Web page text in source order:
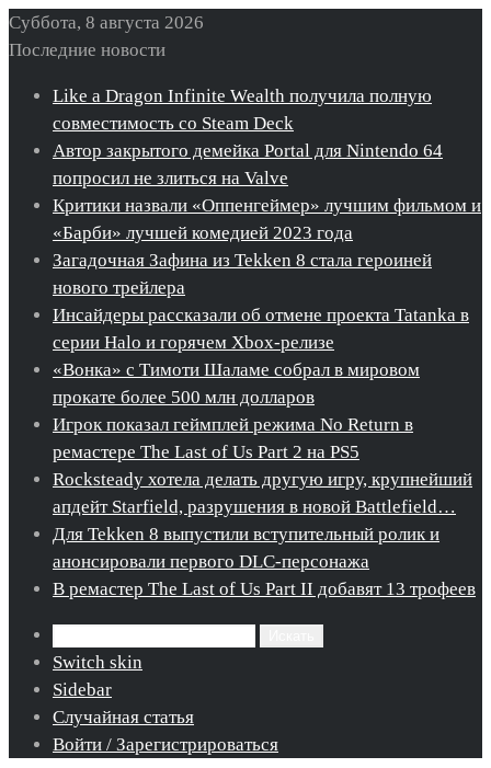
Суббота, 8 августа 2026
Последние новости
Like a Dragon Infinite Wealth получила полную
совместимость со Steam Deck
Автор закрытого демейка Portal для Nintendo 64
попросил не злиться на Valve
Критики назвали «Оппенгеймер» лучшим фильмом и
«Барби» лучшей комедией 2023 года
Загадочная Зафина из Tekken 8 стала героиней
нового трейлера
Инсайдеры рассказали об отмене проекта Tatanka в
серии Halo и горячем Xbox-релизе
«Вонка» с Тимоти Шаламе собрал в мировом
прокате более 500 млн долларов
Игрок показал геймплей режима No Return в
ремастере The Last of Us Part 2 на PS5
Rocksteady хотела делать другую игру, крупнейший
апдейт Starfield, разрушения в новой Battlefield…
Для Tekken 8 выпустили вступительный ролик и
анонсировали первого DLC-персонажа
В ремастер The Last of Us Part II добавят 13 трофеев
Switch skin
Sidebar
Случайная статья
Войти / Зарегистрироваться